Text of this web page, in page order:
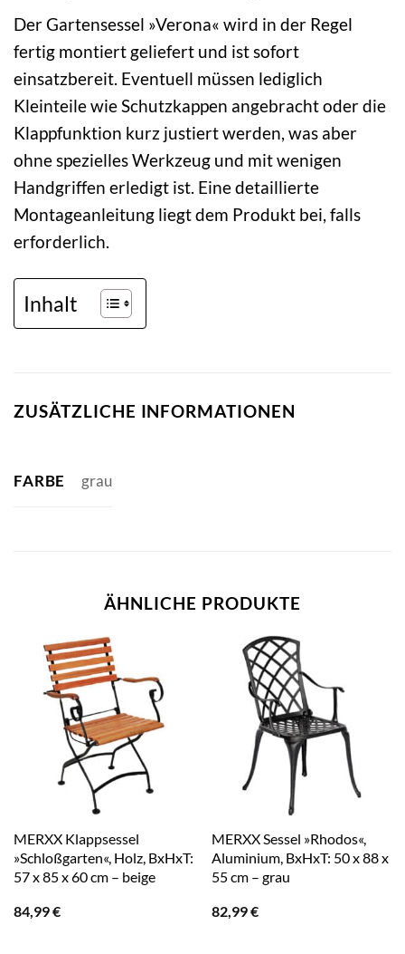
Der Gartensessel »Verona« wird in der Regel
fertig montiert geliefert und ist sofort
einsatzbereit. Eventuell müssen lediglich
Kleinteile wie Schutzkappen angebracht oder die
Klappfunktion kurz justiert werden, was aber
ohne spezielles Werkzeug und mit wenigen
Handgriffen erledigt ist. Eine detaillierte
Montageanleitung liegt dem Produkt bei, falls
erforderlich.
Inhalt
ZUSÄTZLICHE INFORMATIONEN
FARBE grau
ÄHNLICHE PRODUKTE
MERXX Klappsessel
»Schloßgarten«, Holz, BxHxT:
57 x 85 x 60 cm – beige
84,99€
MERXX Sessel »Rhodos«,
Aluminium, BxHxT: 50 x 88 x
55 cm – grau
82,99€